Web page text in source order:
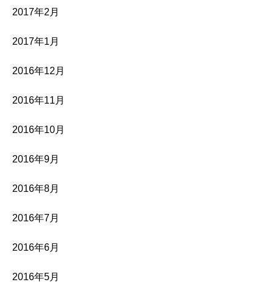
2017年2月
2017年1月
2016年12月
2016年11月
2016年10月
2016年9月
2016年8月
2016年7月
2016年6月
2016年5月